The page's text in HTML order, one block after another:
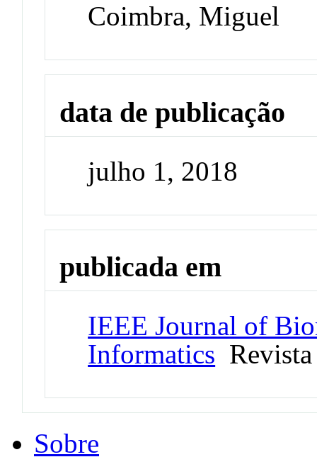
Coimbra, Miguel
data de publicação
julho 1, 2018
publicada em
IEEE Journal of
Informatics Revista
Sobre